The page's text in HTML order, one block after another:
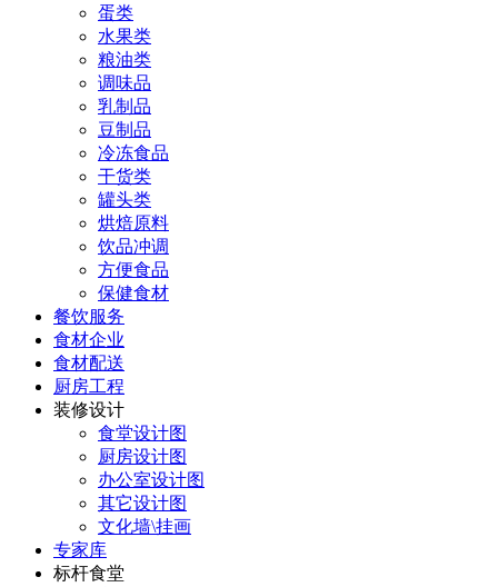
蛋类
水果类
粮油类
调味品
乳制品
豆制品
冷冻食品
干货类
罐头类
烘焙原料
饮品冲调
方便食品
保健食材
餐饮服务
食材企业
食材配送
厨房工程
装修设计
食堂设计图
厨房设计图
办公室设计图
其它设计图
文化墙\挂画
专家库
标杆食堂